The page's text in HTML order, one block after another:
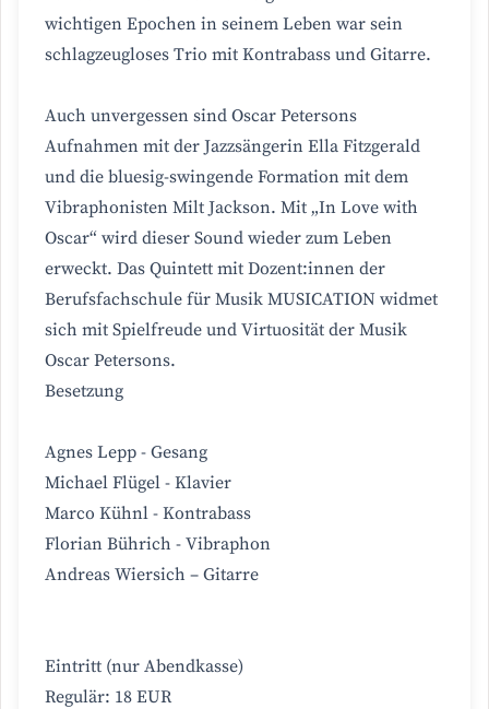
wichtigen Epochen in seinem Leben war sein
schlagzeugloses Trio mit Kontrabass und Gitarre.
Auch unvergessen sind Oscar Petersons
Aufnahmen mit der Jazzsängerin Ella Fitzgerald
und die bluesig-swingende Formation mit dem
Vibraphonisten Milt Jackson. Mit „In Love with
Oscar“ wird dieser Sound wieder zum Leben
erweckt. Das Quintett mit Dozent:innen der
Berufsfachschule für Musik MUSICATION widmet
sich mit Spielfreude und Virtuosität der Musik
Oscar Petersons.
Besetzung
Agnes Lepp - Gesang
Michael Flügel - Klavier
Marco Kühnl - Kontrabass
Florian Bührich - Vibraphon
Andreas Wiersich – Gitarre
Eintritt (nur Abendkasse)
Regulär: 18 EUR